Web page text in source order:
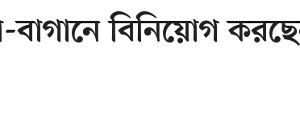
বাগানে বিনিয়োগ